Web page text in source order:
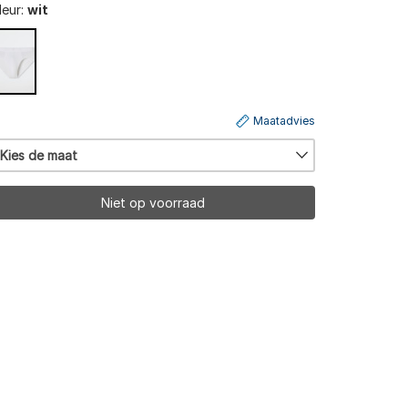
wit
Kies de maat
Maatadvies
Niet op voorraad